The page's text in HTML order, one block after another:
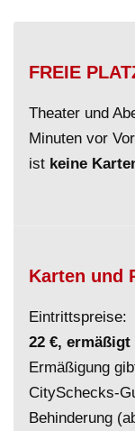
FREIE
Theater und
Minuten vor
ist keine
Karten und
Eintrittspreise:
22 €, ermäßigt
Ermäßigung
CitySchecks-
Behinderung